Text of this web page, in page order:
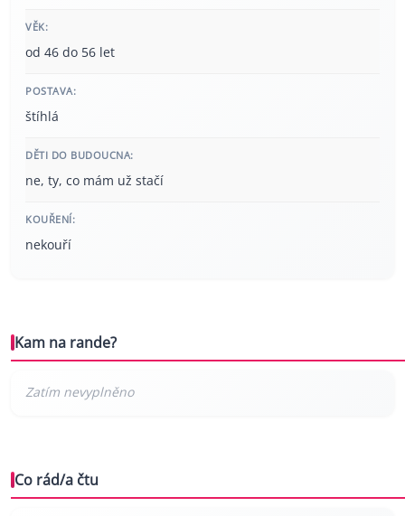
VĚK:
od 46 do 56 let
POSTAVA:
štíhlá
DĚTI DO BUDOUCNA:
ne, ty, co mám už stačí
KOUŘENÍ:
nekouří
Kam na rande?
Co rád/a čtu